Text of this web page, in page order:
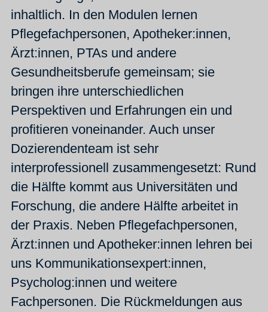
inhaltlich. In den Modulen lernen
Pflegefachpersonen, Apotheker:innen,
Ärzt:innen, PTAs und andere
Gesundheitsberufe gemeinsam; sie
bringen ihre unterschiedlichen
Perspektiven und Erfahrungen ein und
profitieren voneinander. Auch unser
Dozierendenteam ist sehr
interprofessionell zusammengesetzt: Rund
die Hälfte kommt aus Universitäten und
Forschung, die andere Hälfte arbeitet in
der Praxis. Neben Pflegefachpersonen,
Ärzt:innen und Apotheker:innen lehren bei
uns Kommunikationsexpert:innen,
Psycholog:innen und weitere
Fachpersonen. Die Rückmeldungen aus